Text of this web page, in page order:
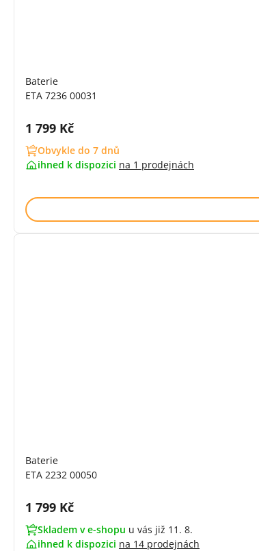
Baterie
ETA 7236 00031
Cena s DPH:
1 799 Kč
Obvykle do 7 dnů
ihned k dispozici na 1 prodejnách
Baterie
ETA 2232 00050
Cena s DPH:
1 799 Kč
Skladem v e-shopu u vás již 11. 8.
ihned k dispozici na 14 prodejnách